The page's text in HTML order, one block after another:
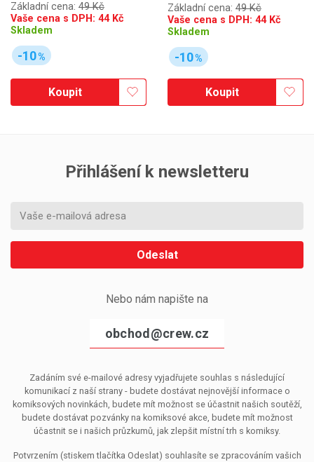
Základní cena: 49 Kč
Vaše cena s DPH: 44Kč
Skladem
-10%
Koupit
Základní cena: 49 Kč
Vaše cena s DPH: 44Kč
Skladem
-10%
Koupit
Přihlášení k newsletteru
Odeslat
Nebo nám napište na
obchod@crew.cz
Zadáním své e-mailové adresy vyjadřujete souhlas s následující
komunikací z naší strany - budete dostávat nejnovější informace o
komiksových novinkách, budete mít možnost se účastnit našich soutěží,
budete dostávat pozvánky na komiksové akce, budete mít možnost
účastnit se i našich průzkumů, jak zlepšit místní trh s komiksy.
Potvrzením (stiskem tlačítka Odeslat) souhlasíte se zpracováním vašich